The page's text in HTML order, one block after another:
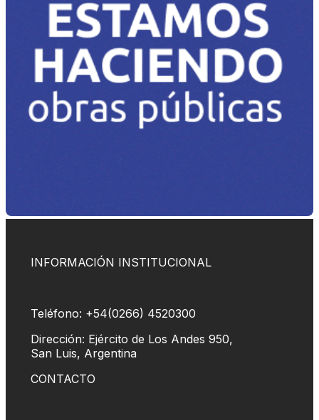
INFORMACIÓN INSTITUCIONAL
Teléfono: +54(0266) 4520300
Dirección: Ejército de Los Andes 950,
San Luis, Argentina
CONTACTO